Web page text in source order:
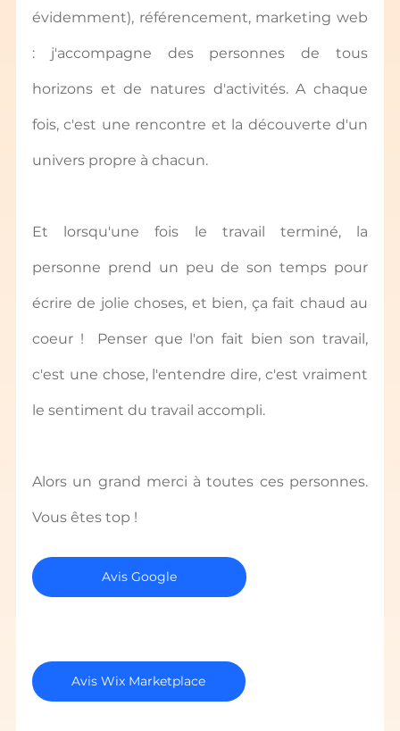
évidemment), référencement, marketing web
: j'accompagne des personnes de tous
horizons et de natures d'activités. A chaque
fois, c'est une rencontre et la découverte d'un
univers propre à chacun.
Et lorsqu'une fois le travail terminé, la
personne prend un peu de son temps pour
écrire de jolie choses, et bien, ça fait chaud au
coeur !  Penser que l'on fait bien son travail,
c'est une chose, l'entendre dire, c'est vraiment
le sentiment du travail accompli.
Alors un grand merci à toutes ces personnes.
Vous êtes top !
Avis Google
Avis Wix Marketplace